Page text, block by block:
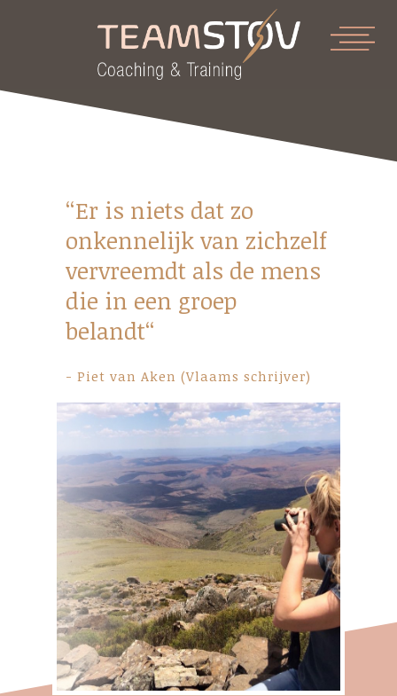
“Er is niets dat zo
onkennelijk van zichzelf
vervreemdt als de mens
die in een groep
belandt“
- Piet van Aken (Vlaams schrijver)